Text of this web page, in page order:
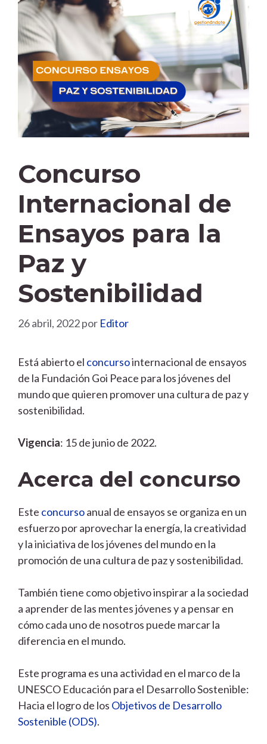
Concurso
Internacional de
Ensayos para la
Paz y
Sostenibilidad
26 abril, 2022por Editor
Está abierto el concursointernacional de ensayos
de la Fundación Goi Peace para los jóvenes del
mundo que quieren promover una cultura de paz y
sostenibilidad.
Vigencia: 15 de junio de 2022.
Acerca del concurso
Este concursoanual de ensayos se organiza en un
esfuerzo por aprovechar la energía, la creatividad
y la iniciativa de los jóvenes del mundo en la
promoción de una cultura de paz y sostenibilidad.
También tiene como objetivo inspirar a la sociedad
a aprender de las mentes jóvenes y a pensar en
cómo cada uno de nosotros puede marcar la
diferencia en el mundo.
Este programa es una actividad en el marco de la
UNESCO Educación para el Desarrollo Sostenible:
Hacia el logro de los Objetivos de Desarrollo
Sostenible (ODS).